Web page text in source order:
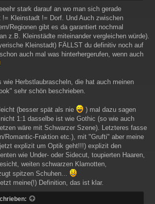
stark darauf an wo man sich gerade
!= Kleinstadt != Dorf. Und Auch zwischen
Regionen gibt es da garantiert nochmal
z.B. Kleinstädte miteinander vergleichen würde).
Kleinstadt) FÄLLST du definitiv noch auf
auch mal was hinterhergerufen, wenn auch
Herbstlaubrascheln, die hat auch meinen
sehr schön beschrieben.
(besser spät als nie
) mal dazu sagen
1:1 dasselbe ist wie Gothic (so wie auch
wäre mit Schwarzer Szene). Letzteres fasse
Romantic-Fraktion etc.), mit "Grufti" aber meine
explizit um Optik geht!!!) explizit den
wie Under- oder Sidecut, toupierten Haaren,
weiten schwarzen Klamotten,
spitzen Schuhen...
meine(!) Definition, das ist klar.